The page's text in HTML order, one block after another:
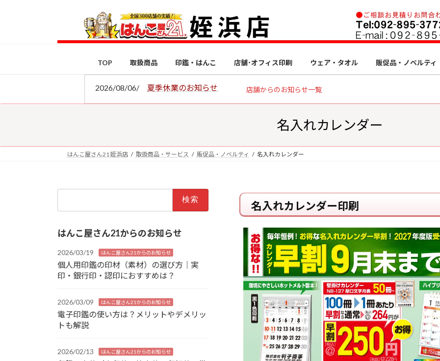
ス
ン
TOP 取扱商品 印鑑・はんこ 店舗･オフィス印刷 ウェア・タオル 販促品・ノベルティ
2026/08/06/ 夏季休業のお知らせ 店舗からのお知らせ一覧
名入れカレンダー
はんこ屋さん21 姪浜店 取扱商品・サービス 販促品・ノベルティ 名入れカレンダー
名入れカレンダー印刷
はんこ屋さん21からのお知らせ
2026/03/19 はんこ屋さん21からのお知らせ
個人用印鑑の印材（素材）の選び方｜実
印・銀行印・認印におすすめは？
2026/03/09 はんこ屋さん21からのお知らせ
電子印鑑の使い方は？メリットやデメリッ
トも解説
2026/02/13 はんこ屋さん21からのお知らせ